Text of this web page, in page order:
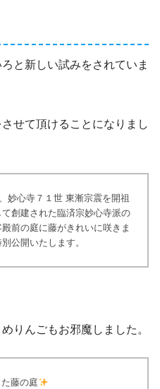
と新しい試みをされていま
せて頂けることになりまし
妙心寺７１世 東漸宗震を開祖
創建された臨済宗妙心寺派の
前の庭に藤がきれいに咲きま
公開いたします。
りんごもお邪魔しました。
藤の庭